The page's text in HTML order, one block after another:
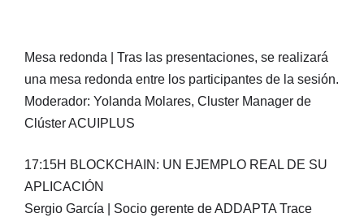
Mesa redonda | Tras las presentaciones, se realizará
una mesa redonda entre los participantes de la sesión.
Moderador: Yolanda Molares, Cluster Manager de
Clúster ACUIPLUS
17:15H BLOCKCHAIN: UN EJEMPLO REAL DE SU
APLICACIÓN
Sergio García | Socio gerente de ADDAPTA Trace